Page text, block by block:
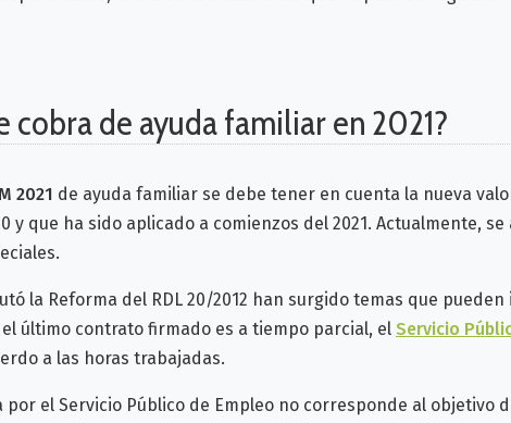
cobra de ayuda familiar en 2021?
2021 de ayuda familiar se debe tener en cuenta la nueva
y que ha sido aplicado a comienzos del 2021. Actualmente,
la Reforma del RDL 20/2012 han surgido temas que
último contrato firmado es a tiempo parcial, el Servicio
a las horas trabajadas.
por el Servicio Público de Empleo no corresponde al objetivo